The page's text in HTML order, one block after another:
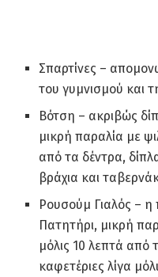
Σπαρτίνες –
του γυμνισμού και
Βότση – ακριβώς
μικρή παραλία με
από τα δέντρα,
βράχια και
Ρουσούμ Γιαλός – η
Πατητήρι, μικρή
μόλις 10 λεπτά από
καφετέριες λίγα